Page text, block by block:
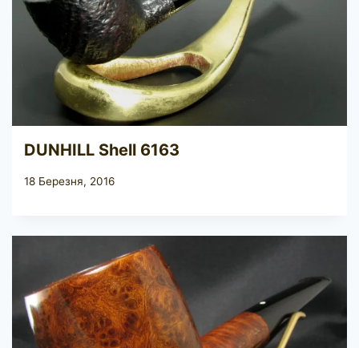
DUNHILL Shell 6163
18 Березня, 2016